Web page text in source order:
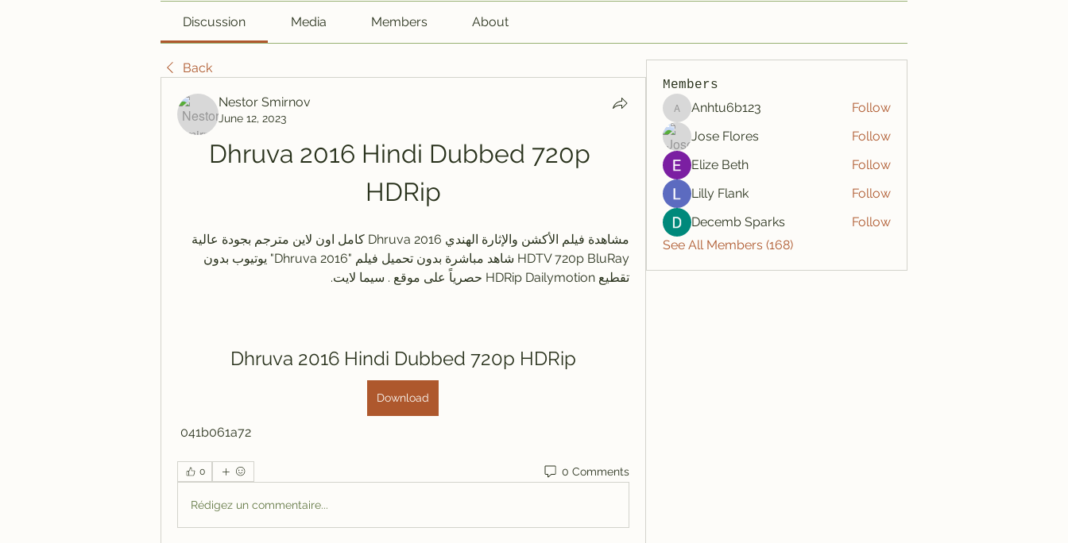
Discussion Media Members About
Back
Nestor Smirnov
June 12, 2023
Dhruva 2016 Hindi Dubbed 720p
HDRip
تقطيع HDRip Dailymotion حصرياً على موقع . سيما لايت.
Dhruva 2016 Hindi Dubbed 720p HDRip
Download
041b061a72
0 0 Comments
Rédigez un commentaire...
Members
Anhtu6b123
Anhtu6b123
Follow
Jose Flores
Follow
Elize Beth
Follow
Lilly Flank
Follow
Decemb Sparks
Follow
See All Members (168)